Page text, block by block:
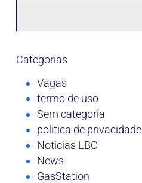
Categorias
Vagas
termo de uso
Sem categoria
politica de privacidade
Noticias LBC
News
GasStation